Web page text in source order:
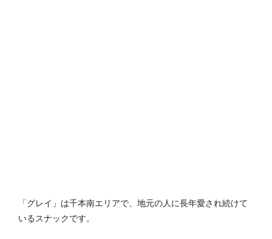
「グレイ」は千本南エリアで、地元の人に長年愛され続けて
いるスナックです。